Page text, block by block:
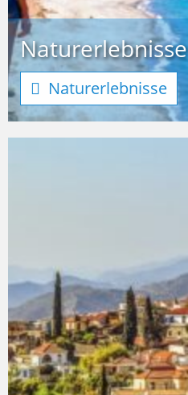
Naturerlebnisse
Naturerlebnisse